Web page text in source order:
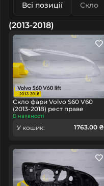
Всі позиції Скло
(2013-2018)
Скло фари Volvo S60 V60
(2013-2018) рест праве
В наявності
У кошик: 1763.00 ₴